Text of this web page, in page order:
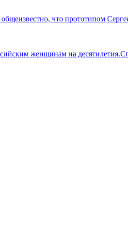
что прототипом
женщинам на